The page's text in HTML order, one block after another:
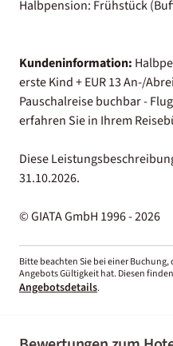
Halbpension: Frühstück
Kundeninformation:
erste Kind + EUR 13 An-/
Pauschalreise buchbar -
erfahren Sie in Ihrem
Diese
31.10.2026.
© GIATA GmbH 1996 - 2026
Bitte beachten Sie bei einer
Angebots Gültigkeit hat. Diesen
Angebotsdetails.